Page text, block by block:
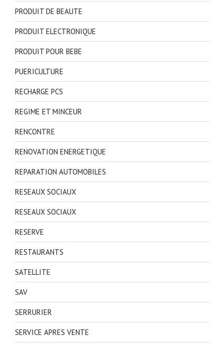
PRODUIT DE BEAUTE
PRODUIT ELECTRONIQUE
PRODUIT POUR BEBE
PUERICULTURE
RECHARGE PCS
REGIME ET MINCEUR
RENCONTRE
RENOVATION ENERGETIQUE
REPARATION AUTOMOBILES
RESEAUX SOCIAUX
RESEAUX SOCIAUX
RESERVE
RESTAURANTS
SATELLITE
SAV
SERRURIER
SERVICE APRES VENTE